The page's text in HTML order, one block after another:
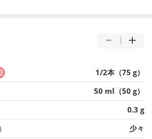
1/2本（75 g）
50 ml（50 g）
0.3 g
少々